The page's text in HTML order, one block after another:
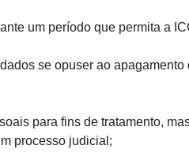
um período que permita a
se opuser ao
para fins de tratamento,
processo judicial;